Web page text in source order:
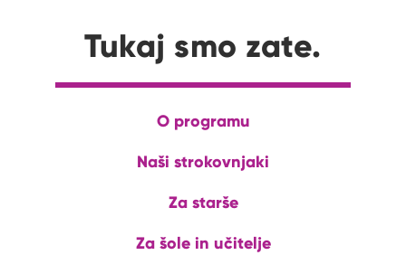
Tukaj smo zate.
O programu
Naši strokovnjaki
Za starše
Za šole in učitelje